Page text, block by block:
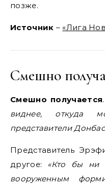
позже.
Источник – «Лига
Смешно
Смешно получается
виднее, откуда
представители
Представитель
другое: «Кто бы ни
вооруженным